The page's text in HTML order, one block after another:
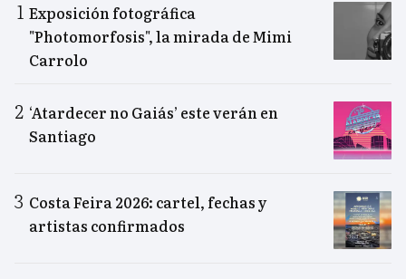
Exposición fotográfica
"Photomorfosis", la mirada de Mimi
Carrolo
‘Atardecer no Gaiás’ este verán en
Santiago
Costa Feira 2026: cartel, fechas y
artistas confirmados